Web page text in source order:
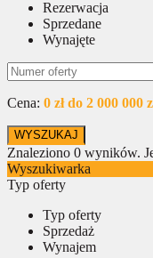
Rezerwacja
Sprzedane
Wynajęte
Cena: 0 zł do 2 000 000
Znaleziono 0 wyników.
Wyszukiwarka
Typ oferty
Typ oferty
Sprzedaż
Wynajem